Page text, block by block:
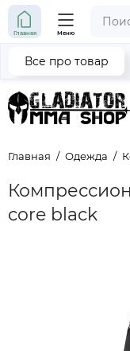
Главная Меню
Главная Одежда
core black
Все про товар